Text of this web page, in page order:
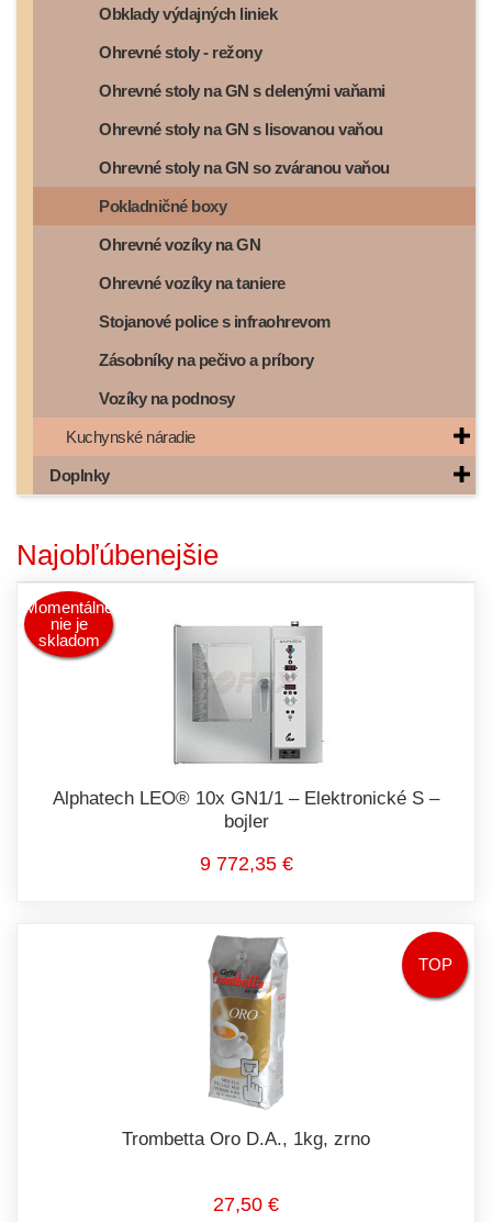
Obklady výdajných liniek
Ohrevné stoly - režony
Ohrevné stoly na GN s delenými vaňami
Ohrevné stoly na GN s lisovanou vaňou
Ohrevné stoly na GN so zváranou vaňou
Pokladničné boxy
Ohrevné vozíky na GN
Ohrevné vozíky na taniere
Stojanové police s infraohrevom
Zásobníky na pečivo a príbory
Vozíky na podnosy
Kuchynské náradie
Doplnky
Najobľúbenejšie
Momentálne
nie je
skladom
Alphatech LEO® 10x GN1/1 – Elektronické S –
bojler
9 772,35 €
TOP
Trombetta Oro D.A., 1kg, zrno
27,50 €